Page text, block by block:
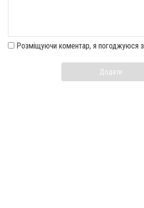
Розміщуючи коментар, я погоджуюся з
Додати